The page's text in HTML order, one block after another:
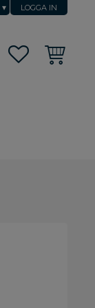
LOGGA IN
FavoriterKundvagn